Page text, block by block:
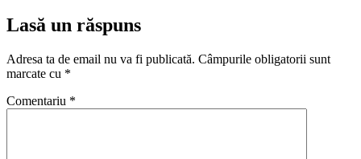
Lasă un răspuns
Adresa ta de email nu va fi publicată. Câmpurile obligatorii sunt
marcate cu *
Comentariu *